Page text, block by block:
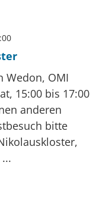
Wedon, OMI
15:00 bis 17:00
anderen
bitte